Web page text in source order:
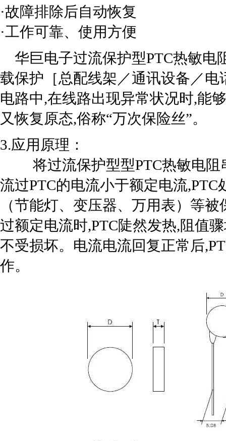
·故障排除后自动恢复
·工作可靠、使用方便
华巨电子过流保护型PTC热敏电
载保护［总配线架／通讯设备／
电路中,在线路出现异常状况时,能
又恢复原态,俗称“万次保险丝”。
3.应用原理：
将过流保护型型PTC热敏电阻
流过PTC的电流小于额定电流
（节能灯、变压器、万用表）等
过额定电流时,PTC陡然发热,阻值
不受损坏。电流电流回复正常后
作。